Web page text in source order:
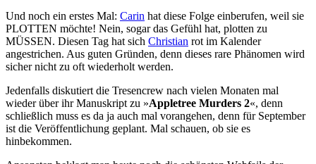
Und noch ein erstes Mal: Carin hat diese Folge einberufen, weil sie
PLOTTEN möchte! Nein, sogar das Gefühl hat, plotten zu
MÜSSEN. Diesen Tag hat sich Christian rot im Kalender
angestrichen. Aus guten Gründen, denn dieses rare Phänomen wird
sicher nicht zu oft wiederholt werden.
Jedenfalls diskutiert die Tresencrew nach vielen Monaten mal
wieder über ihr Manuskript zu »Appletree Murders 2«, denn
schließlich muss es da ja auch mal vorangehen, denn für September
ist die Veröffentlichung geplant. Mal schauen, ob sie es
hinbekommen.